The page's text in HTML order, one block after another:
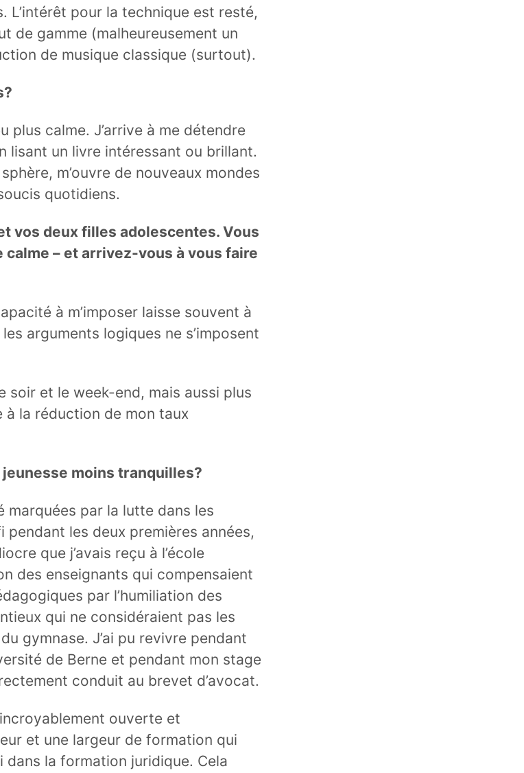
L’intérêt pour la technique est resté,
de gamme (malheureusement un
de musique classique (surtout).
plus calme. J’arrive à me détendre
lisant un livre intéressant ou brillant.
m’ouvre de nouveaux mondes
quotidiens.
vos deux filles adolescentes. Vous
– et arrivez-vous à vous faire
à m’imposer laisse souvent à
arguments logiques ne s’imposent
soir et le week-end, mais aussi plus
la réduction de mon taux
moins tranquilles?
marquées par la lutte dans les
les deux premières années,
que j’avais reçu à l’école
des enseignants qui compensaient
par l’humiliation des
qui ne considéraient pas les
gymnase. J’ai pu revivre pendant
de Berne et pendant mon stage
conduit au brevet d’avocat.
ouverte et
et une largeur de formation qui
dans la formation juridique. Cela